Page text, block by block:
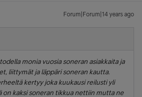
Forum|Forum|14 years ago
monia vuosia soneran asiakkaita ja
liittymät ja läppäri soneran kautta.
kertyy joka kuukausi reilusti yli
on kaksi soneran tikkua nettiin mutta ne